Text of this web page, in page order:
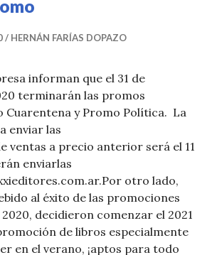
HERNÁN FARÍAS DOPAZO
informan que el 31 de
terminarán las promos
Cuarentena y Promo Política. La
enviar las
ventas a precio anterior será el 11
enviarlas
otro lado,
al éxito de las promociones
decidieron comenzar el 2021
de libros especialmente
en el verano, ¡aptos para todo